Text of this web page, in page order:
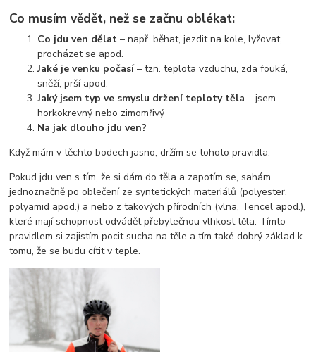
Co musím vědět, než se začnu oblékat:
Co jdu ven dělat – např. běhat, jezdit na kole, lyžovat,
procházet se apod.
Jaké je venku počasí– tzn. teplota vzduchu, zda fouká,
sněží, prší apod.
Jaký jsem typ ve smyslu držení teploty těla – jsem
horkokrevný nebo zimomřivý
Na jak dlouho jdu ven?
Když mám v těchto bodech jasno, držím se tohoto pravidla:
Pokud jdu ven s tím, že si dám do těla a zapotím se, sahám
jednoznačně po oblečení ze syntetických materiálů (polyester,
polyamid apod.) a nebo z takových přírodních (vlna, Tencel apod.),
které mají schopnost odvádět přebytečnou vlhkost těla. Tímto
pravidlem si zajistím pocit sucha na těle a tím také dobrý základ k
tomu, že se budu cítit v teple.